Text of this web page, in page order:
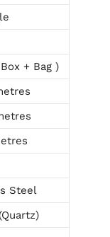
+ Bag )
Steel